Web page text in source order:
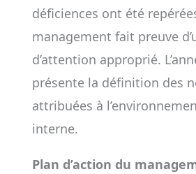
déficiences ont été
management fait preuve
d’attention approprié.
présente la définition des
attribuées à
interne.
Plan d’action du